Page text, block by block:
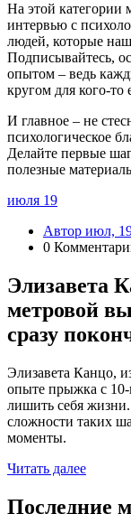
На этой категории
интервью с
людей, которые
Подписывайтесь,
опытом – ведь
кругом для кого‑то
И главное – не
психологическое
Делайте первые
полезные
июля 19
Автор июл,
0
Элизавета
метровой
сразу
Элизавета Канцо,
опыте прыжка с
лишить себя
сложности таких
моменты.
Читать далее
Последние